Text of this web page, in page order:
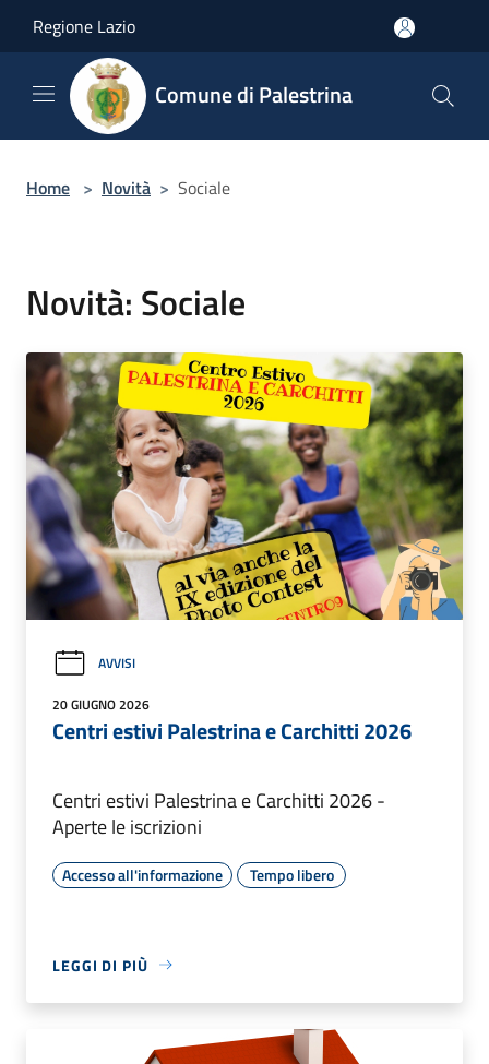
Regione Lazio
Comune di Palestrina
Home > Novità > Sociale
Novità: Sociale
AVVISI
20 GIUGNO 2026
Centri estivi Palestrina e Carchitti 2026
Centri estivi Palestrina e Carchitti 2026 -
Aperte le iscrizioni
Accesso all'informazione Tempo libero
LEGGI DI PIÙ